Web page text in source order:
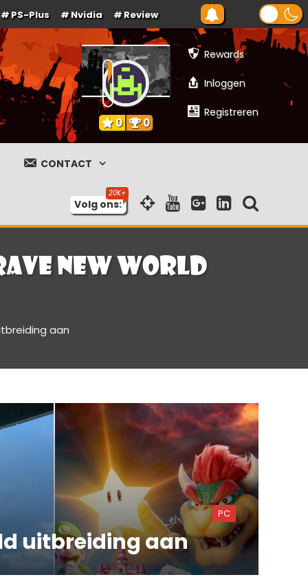
PS-Plus Nvidia Review
Rewards
Inloggen
Registreren
0 0
CONTACT
Volg ons:
New World
aan
PC
uitbreiding aan